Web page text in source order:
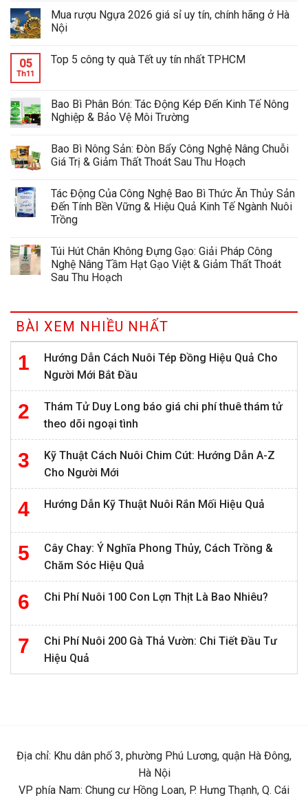
Mua rượu Ngựa 2026 giá sỉ uy tín, chính hãng ở Hà
Nội
05
Th11
Top 5 công ty quà Tết uy tín nhất TPHCM
Bao Bì Phân Bón: Tác Động Kép Đến Kinh Tế Nông
Nghiệp & Bảo Vệ Môi Trường
Bao Bì Nông Sản: Đòn Bẩy Công Nghệ Nâng Chuỗi
Giá Trị & Giảm Thất Thoát Sau Thu Hoạch
Tác Động Của Công Nghệ Bao Bì Thức Ăn Thủy Sản
Đến Tính Bền Vững & Hiệu Quả Kinh Tế Ngành Nuôi
Trồng
Túi Hút Chân Không Đựng Gạo: Giải Pháp Công
Nghệ Nâng Tầm Hạt Gạo Việt & Giảm Thất Thoát
Sau Thu Hoạch
BÀI XEM NHIỀU NHẤT
Hướng Dẫn Cách Nuôi Tép Đồng Hiệu Quả Cho
Người Mới Bắt Đầu
Thám Tử Duy Long báo giá chi phí thuê thám tử
theo dõi ngoại tình
Kỹ Thuật Cách Nuôi Chim Cút: Hướng Dẫn A-Z
Cho Người Mới
Hướng Dẫn Kỹ Thuật Nuôi Rắn Mối Hiệu Quả
Cây Chay: Ý Nghĩa Phong Thủy, Cách Trồng &
Chăm Sóc Hiệu Quả
Chi Phí Nuôi 100 Con Lợn Thịt Là Bao Nhiêu?
Chi Phí Nuôi 200 Gà Thả Vườn: Chi Tiết Đầu Tư
Hiệu Quả
Địa chỉ: Khu dân phố 3, phường Phú Lương, quận Hà Đông,
Hà Nội
VP phía Nam: Chung cư Hồng Loan, P. Hưng Thạnh, Q. Cái